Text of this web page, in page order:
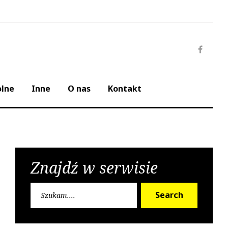
Inne O nas Kontakt
Znajdź w serwisie
Search